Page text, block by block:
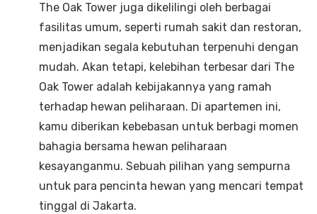
The Oak Tower juga dikelilingi oleh berbagai
fasilitas umum, seperti rumah sakit dan restoran,
menjadikan segala kebutuhan terpenuhi dengan
mudah. Akan tetapi, kelebihan terbesar dari The
Oak Tower adalah kebijakannya yang ramah
terhadap hewan peliharaan. Di apartemen ini,
kamu diberikan kebebasan untuk berbagi momen
bahagia bersama hewan peliharaan
kesayanganmu. Sebuah pilihan yang sempurna
untuk para pencinta hewan yang mencari tempat
tinggal di Jakarta.